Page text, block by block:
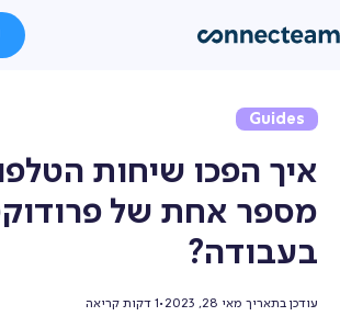
מוצר
פיצ׳רים
מחירון
Guides
איך הפכו שיחות
מספר אחת של
בעבודה?
עודכן בתאריך מאי 28, 2023 • 1 דקות קריאה